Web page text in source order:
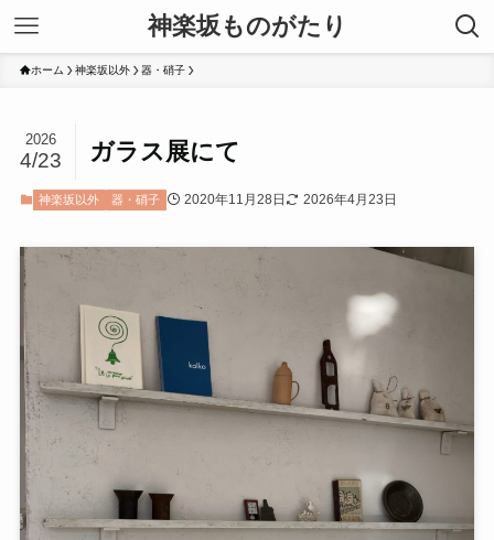
神楽坂ものがたり
ホーム 神楽坂以外 器・硝子
ガラス展にて
2026
4/23
神楽坂以外 器・硝子 2020年11月28日 2026年4月23日